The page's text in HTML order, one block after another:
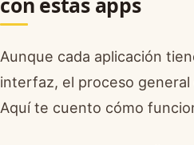
Aunque cada aplicación
interfaz, el proceso general
Aquí te cuento cómo